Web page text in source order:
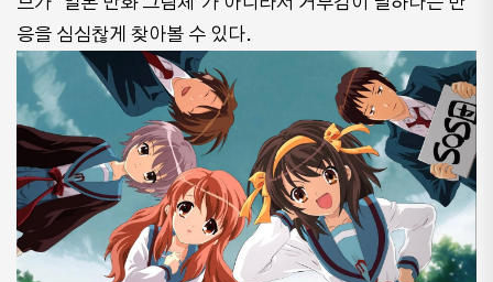
응을 심심찮게 찾아볼 수 있다.